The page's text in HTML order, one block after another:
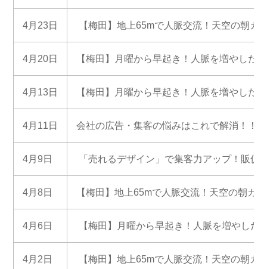
4月23日 【梅田】地上65mで人脈交流！天空の朝カ
4月20日 【梅田】月曜から早起き！人脈を増やした
4月13日 【梅田】月曜から早起き！人脈を増やした
4月11日 会社の広告・集客の悩みはこれで解消！！
4月9日 「売れるデザイン」で集客力アップ！販促
4月8日 【梅田】地上65mで人脈交流！天空の朝カ
4月6日 【梅田】月曜から早起き！人脈を増やし
4月2日 【梅田】地上65mで人脈交流！天空の朝カ